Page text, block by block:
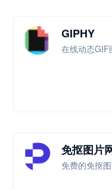
GIPHY
在线动态GIF
免抠图片
免费的免抠